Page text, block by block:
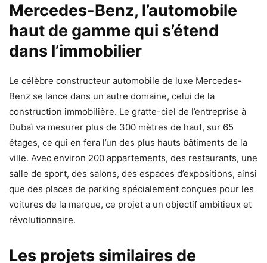
Mercedes-Benz, l’automobile
haut de gamme qui s’étend
dans l’immobilier
Le célèbre constructeur automobile de luxe Mercedes-
Benz se lance dans un autre domaine, celui de la
construction immobilière. Le gratte-ciel de l’entreprise à
Dubaï va mesurer plus de 300 mètres de haut, sur 65
étages, ce qui en fera l’un des plus hauts bâtiments de la
ville. Avec environ 200 appartements, des restaurants, une
salle de sport, des salons, des espaces d’expositions, ainsi
que des places de parking spécialement conçues pour les
voitures de la marque, ce projet a un objectif ambitieux et
révolutionnaire.
Les projets similaires de